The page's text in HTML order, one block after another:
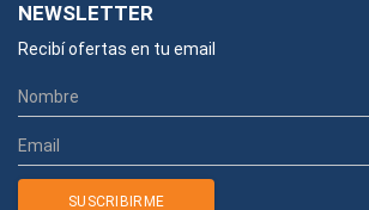
NEWSLETTER
Recibí ofertas en tu email